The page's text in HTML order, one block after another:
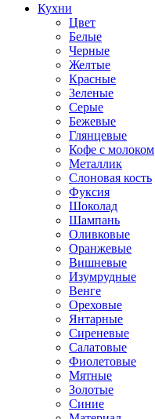
Кухни
Цвет
Белые
Черные
Желтые
Красные
Зеленые
Серые
Бежевые
Глянцевые
Кофе с молоком
Металлик
Слоновая кость
Фуксия
Шоколад
Шампань
Оливковые
Оранжевые
Вишневые
Изумрудные
Венге
Ореховые
Янтарные
Сиреневые
Салатовые
Фиолетовые
Мятные
Золотые
Синие